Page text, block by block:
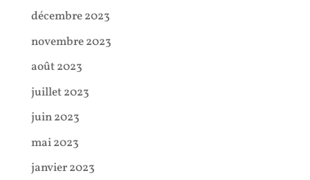
décembre 2023
novembre 2023
août 2023
juillet 2023
juin 2023
mai 2023
janvier 2023